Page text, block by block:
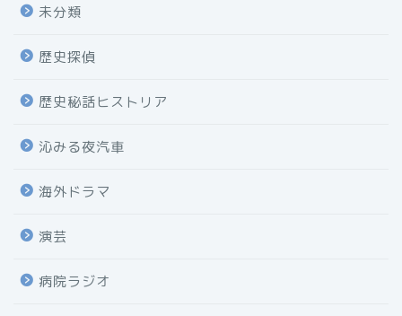
未分類
歴史探偵
歴史秘話ヒストリア
沁みる夜汽車
海外ドラマ
演芸
病院ラジオ